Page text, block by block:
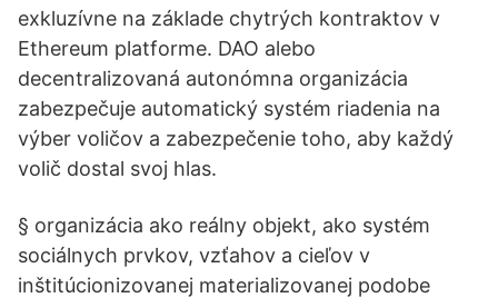
exkluzívne na základe chytrých kontraktov v
Ethereum platforme. DAO alebo
decentralizovaná autonómna organizácia
zabezpečuje automatický systém riadenia na
výber voličov a zabezpečenie toho, aby každý
volič dostal svoj hlas.
§ organizácia ako reálny objekt, ako systém
sociálnych prvkov, vzťahov a cieľov v
inštitúcionizovanej materializovanej podobe